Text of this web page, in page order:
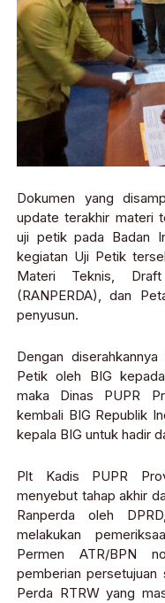
Dokumen yang
update terakhir materi
uji petik pada Badan
kegiatan Uji Petik
Materi Teknis, Draft
(RANPERDA), dan
penyusun.
Dengan
Petik oleh BIG
maka Dinas PUPR
kembali BIG Republik
kepala BIG untuk hadir
Plt Kadis PUPR
menyebut tahap akhir
Ranperda oleh
melakukan
Permen ATR/BPN
pemberian persetujuan
Perda RTRW yang